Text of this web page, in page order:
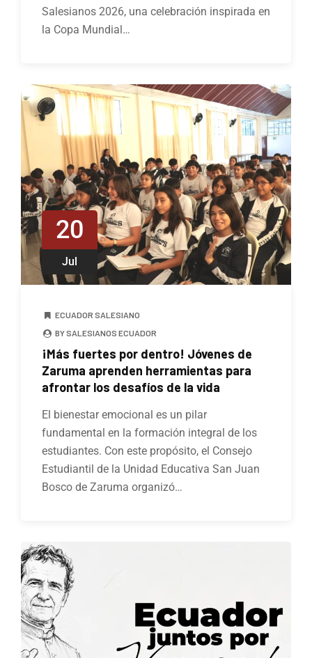
Salesianos 2026, una celebración inspirada en
la Copa Mundial…
20
Jul
ECUADOR SALESIANO
BY SALESIANOS ECUADOR
¡Más fuertes por dentro! Jóvenes de
Zaruma aprenden herramientas para
afrontar los desafíos de la vida
El bienestar emocional es un pilar
fundamental en la formación integral de los
estudiantes. Con este propósito, el Consejo
Estudiantil de la Unidad Educativa San Juan
Bosco de Zaruma organizó…